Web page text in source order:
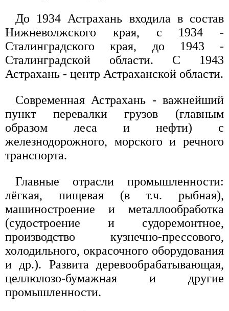
До 1934 Астрахань входила в состав
Нижневолжского края, с 1934 -
Сталинградского края, до 1943 -
Сталинградской области. С 1943
Астрахань - центр Астраханской области.
Современная Астрахань - важнейший
пункт перевалки грузов (главным
образом леса и нефти) с
железнодорожного, морского и речного
транспорта.
Главные отрасли промышленности:
лёгкая, пищевая (в т.ч. рыбная),
машиностроение и металлообработка
(судостроение и судоремонтное,
производство кузнечно-прессового,
холодильного, окрасочного оборудования
и др.). Развита деревообрабатывающая,
целлюлозо-бумажная и другие
промышленности.